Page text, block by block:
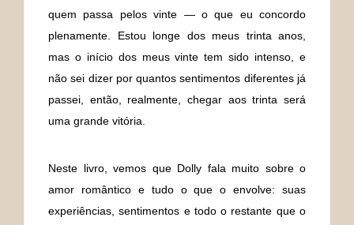
quem passa pelos vinte — o que eu concordo
plenamente. Estou longe dos meus trinta anos,
mas o início dos meus vinte tem sido intenso, e
não sei dizer por quantos sentimentos diferentes já
passei, então, realmente, chegar aos trinta será
uma grande vitória.
Neste livro, vemos que Dolly fala muito sobre o
amor romântico e tudo o que o envolve: suas
experiências, sentimentos e todo o restante que o